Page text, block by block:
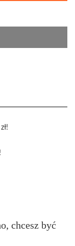
chcesz być